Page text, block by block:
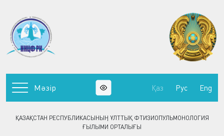
ҚАЗАҚСТАН РЕСПУБЛИКАСЫНЫҢ ҰЛТТЫҚ ФТИЗИОПУЛЬМОНОЛОГИЯ
ҒЫЛЫМИ ОРТАЛЫҒЫ
Мәзір Қаз Рус Eng